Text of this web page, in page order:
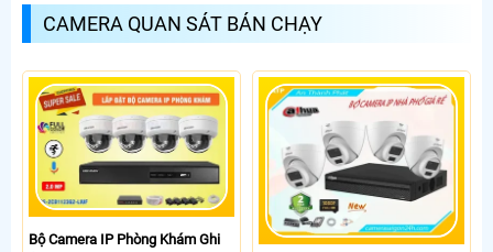
CAMERA QUAN SÁT BÁN CHẠY
Bộ Camera IP Phòng Khám Ghi